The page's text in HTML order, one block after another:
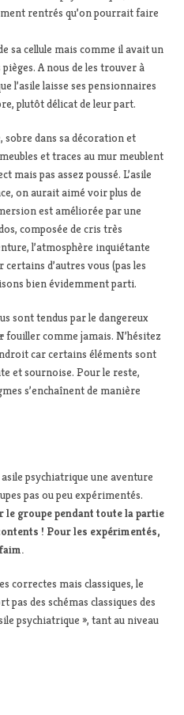
rentrés qu’on pourrait faire
sa cellule mais comme il avait un
A nous de les trouver à
l’asile laisse ses pensionnaires
plutôt délicat de leur part.
sobre dans sa décoration et
et traces au mur meublent
mais pas assez poussé. L’asile
on aurait aimé voir plus de
est améliorée par une
composée de cris très
l’atmosphère inquiétante
d’autres vous (pas les
bien évidemment parti.
sont tendus par le dangereux
fouiller comme jamais. N’hésitez
car certains éléments sont
et sournoise. Pour le reste,
s’enchaînent de manière
psychiatrique une aventure
pas ou peu expérimentés.
le groupe pendant toute la partie
! Pour les expérimentés,
correctes mais classiques, le
des schémas classiques des
psychiatrique », tant au niveau